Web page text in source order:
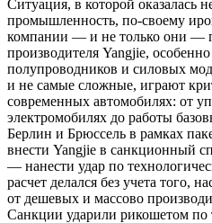
Ситуация, в которой оказалась
промышленность, по-своему
компании — и не только они —
производителя Yangjie,
полупроводников и силовых
и не самые сложные, играют
современных автомобилях: от
электромобилях до работы
Берлин и Брюссель в рамках
внести Yangjie в санкционный
— нанести удар по
расчет делался без учета того,
от дешевых и массово
Санкции ударили рикошетом по